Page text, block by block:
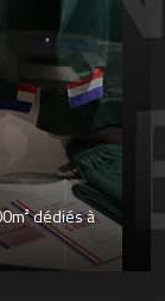
dédiés à